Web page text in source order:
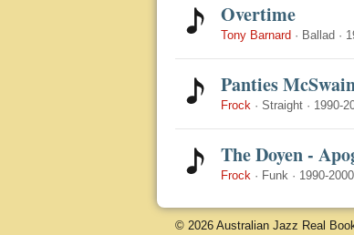
Overtime
Tony Barnard · Ballad ·
Panties
Frock · Straight · 1990-
The Doyen -
Frock · Funk · 1990-2000
© 2026 Australian Jazz Real